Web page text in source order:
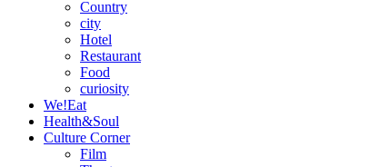
Country
city
Hotel
Restaurant
Food
curiosity
We!Eat
Health&Soul
Culture Corner
Film